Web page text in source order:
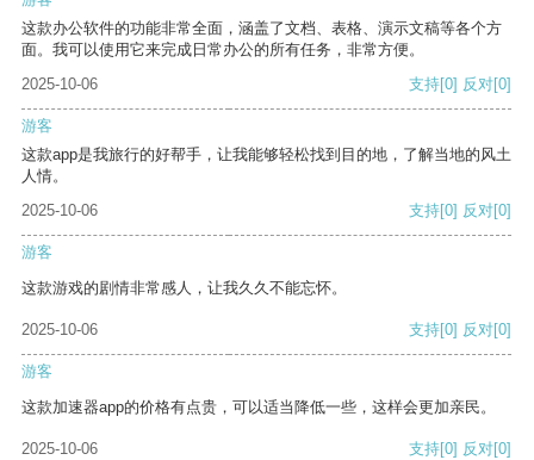
这款办公软件的功能非常全面，涵盖了文档、表格、演示文稿等各个方
面。我可以使用它来完成日常办公的所有任务，非常方便。
2025-10-06
支持[0] 反对[0]
游客
这款app是我旅行的好帮手，让我能够轻松找到目的地，了解当地的风土
人情。
2025-10-06
支持[0] 反对[0]
游客
这款游戏的剧情非常感人，让我久久不能忘怀。
2025-10-06 支持[0] 反对[0]
游客
这款加速器app的价格有点贵，可以适当降低一些，这样会更加亲民。
2025-10-06 支持[0] 反对[0]